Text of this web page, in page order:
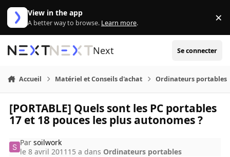
Aller au contenu
View in the app
A better way to browse. Learn more. ×
Next Se connecter
Accueil Matériel et Conseils d'achat Ordinateurs portables
[PORTABLE] Quels sont les PC portables
17 et 18 pouces les plus autonomes ?
Parsoilwork
le 8 avril 2011 15 a dans Ordinateurs portables